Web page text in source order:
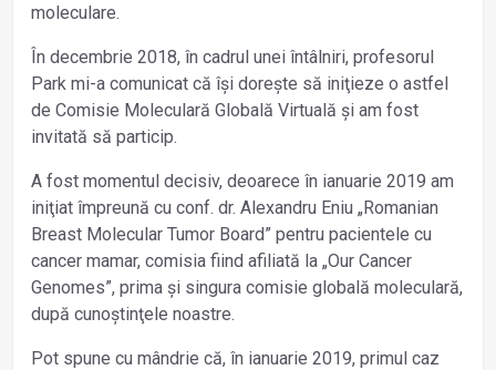
moleculare.
În decembrie 2018, în cadrul unei întâlniri, profesorul
Park mi-a comunicat că își dorește să iniţieze o astfel
de Comisie Moleculară Globală Virtuală și am fost
invitată să particip.
A fost momentul decisiv, deoarece în ianuarie 2019 am
iniţiat împreună cu conf. dr. Alexandru Eniu „Romanian
Breast Molecular Tumor Board” pentru pacientele cu
cancer mamar, comisia fiind afiliată la „Our Cancer
Genomes”, prima și singura comisie globală moleculară,
după cunoștinţele noastre.
Pot spune cu mândrie că, în ianuarie 2019, primul caz